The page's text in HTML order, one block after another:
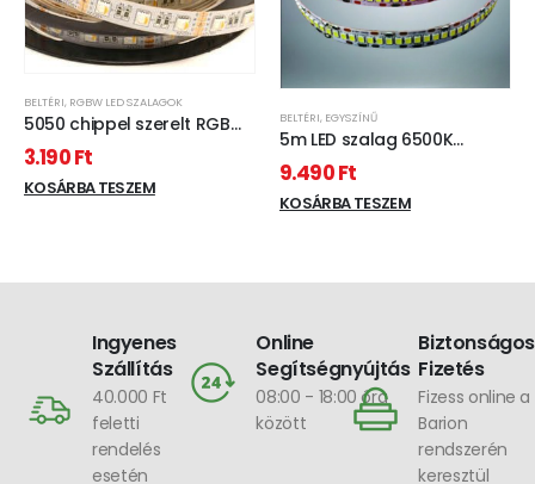
BELTÉRI, RGBW LED SZALAGOK
5050 chippel szerelt RGBW
színváltós + meleg fehér
3.190Ft
KOSÁRBA TESZEM
BELTÉRI, EGYSZÍNŰ
5m LED szalag 6500K
DC:12V 2835-240D-10MM
Max 18w/M 2160lm/M
9.490Ft
KOSÁRBA TESZEM
Ingyenes
Szállítás
40.000 Ft
feletti
rendelés
esetén
Online
Segítségnyújtás
08:00 - 18:00 óra
között
Biztonságos
Fizetés
Fizess online a
Barion
rendszerén
keresztül